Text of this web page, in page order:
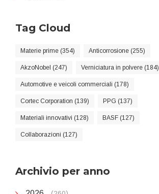
Tag Cloud
Materie prime (354) Anticorrosione (255)
AkzoNobel (247) Verniciatura in polvere (184)
Automotive e veicoli commerciali (178)
Cortec Corporation (139) PPG (137)
Materiali innovativi (128) BASF (127)
Collaborazioni (127)
Archivio per anno